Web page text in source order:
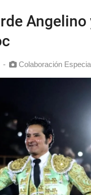
- Colaboración